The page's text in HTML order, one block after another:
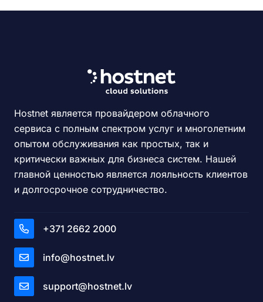
Hostnet является провайдером облачного
сервиса с полным спектром услуг и многолетним
опытом обслуживания как простых, так и
критически важных для бизнеса систем. Нашей
главной ценностью является лояльность клиентов
и долгосрочное сотрудничество.
+371 2662 2000
info@hostnet.lv
support@hostnet.lv